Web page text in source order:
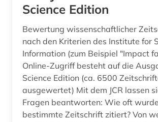
Science Edition
Bewertung wissenschaftlicher
nach den Kriterien des Institute for
Information (zum Beispiel "Impact
Online-Zugriff besteht auf die
Science Edition (ca. 6500
ausgewertet) Mit dem JCR lassen sich folgende
Fragen beantworten: Wie oft wurde eine
bestimmte Zeitschrift zitiert? Von